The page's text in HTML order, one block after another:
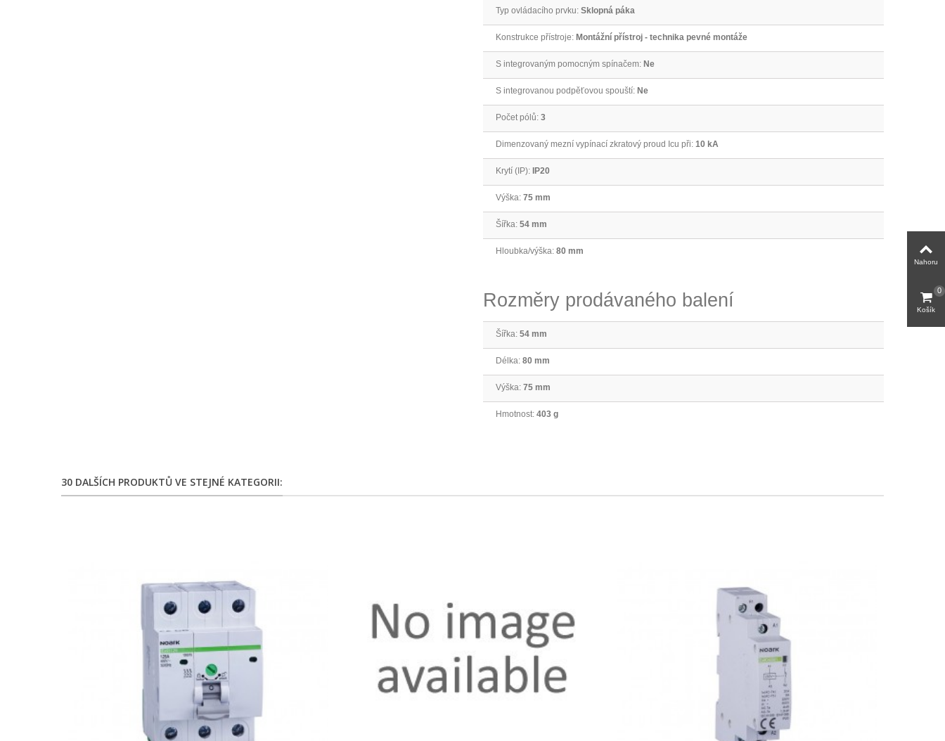
Typ ovládacího prvku: Sklopná páka
Konstrukce přístroje: Montážní přístroj - technika pevné montáže
S integrovaným pomocným spínačem: Ne
S integrovanou podpěťovou spouští: Ne
Počet pólů: 3
Dimenzovaný mezní vypínací zkratový proud Icu při: 10 kA
Krytí (IP): IP20
Výška: 75 mm
Šířka: 54 mm
Hloubka/výška: 80 mm
Rozměry prodávaného balení
Šířka: 54 mm
Délka: 80 mm
Výška: 75 mm
Hmotnost: 403 g
30 DALŠÍCH PRODUKTŮ VE STEJNÉ KATEGORII:
Nahoru
Košík
0